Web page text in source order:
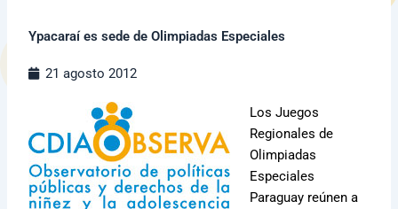
Ypacaraí es sede de Olimpiadas Especiales
21 agosto 2012
Los Juegos
Regionales de
Olimpiadas
Especiales
Paraguay reúnen a